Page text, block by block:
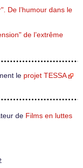
De l’humour dans le
de l’extrême
le projet TESSA
de Films en luttes